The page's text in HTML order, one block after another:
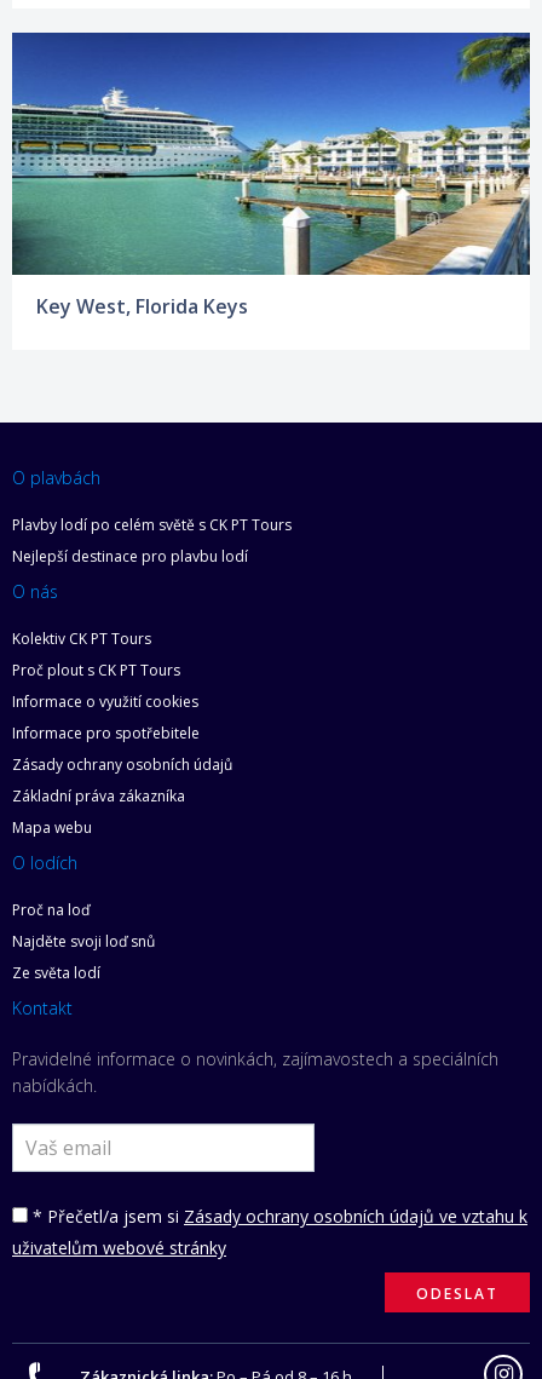
Key West, Florida Keys
O plavbách
Plavby lodí po celém světě s CK PT Tours
Nejlepší destinace pro plavbu lodí
O nás
Kolektiv CK PT Tours
Proč plout s CK PT Tours
Informace o využití cookies
Informace pro spotřebitele
Zásady ochrany osobních údajů
Základní práva zákazníka
Mapa webu
O lodích
Proč na loď
Najděte svoji loď snů
Ze světa lodí
Kontakt
Pravidelné informace o novinkách, zajímavostech a speciálních
nabídkách.
* Přečetl/a jsem si Zásady ochrany osobních údajů ve vztahu k
uživatelům webové stránky